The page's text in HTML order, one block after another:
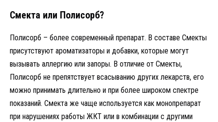
Смекта или Полисорб?
Полисорб – более современный препарат. В составе Смекты
присутствуют ароматизаторы и добавки, которые могут
вызывать аллергию или запоры. В отличие от Смекты,
Полисорб не препятствует всасыванию других лекарств, его
можно принимать длительно и при более широком спектре
показаний. Смекта же чаще используется как монопрепарат
при нарушениях работы ЖКТ или в комбинации с другими